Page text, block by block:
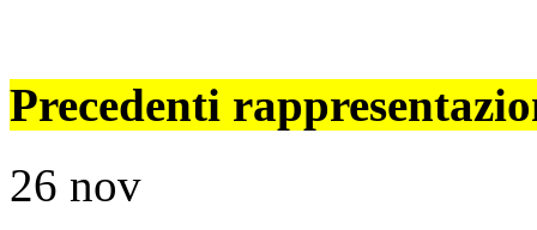
Precedenti
26 nov